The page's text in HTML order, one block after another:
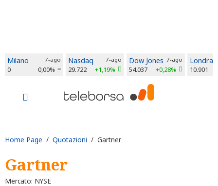
Milano 7-ago
0 0,00%
Nasdaq 7-ago
29.722 +1,19%
Dow Jones 7-ago
54.037 +0,28%
Londra
10.901
Home Page / Quotazioni / Gartner
Gartner
Mercato: NYSE